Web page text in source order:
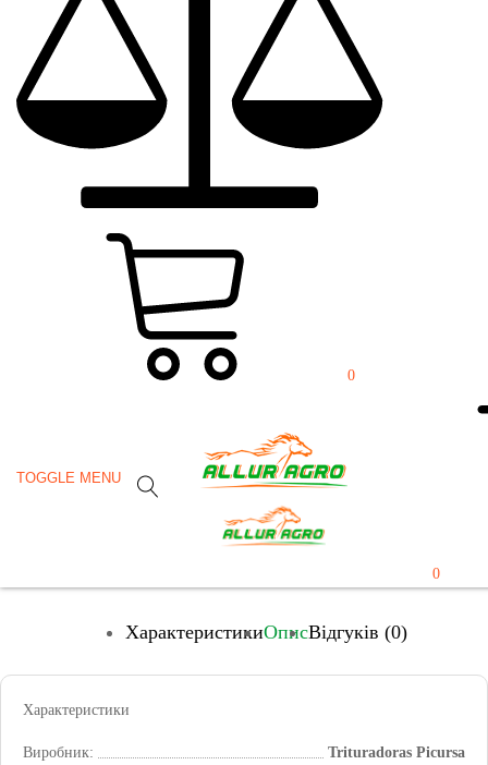
0
TOGGLE MENU
0
Розроблений спеціально для подрібнення гілок, кущів, низьких
дерев діаметром 30 см. Використовується для подрібнення залишків
після вирубки лісу, прибирання чагарників. Працює техніка без
заглиблення.
Необхідна потужність трактора від 220 до 280 к.с.
Замовити демопоказ
Менеджер передзвонить вам
ХарактеристикиОписВідгуків (0)
Характеристики
Виробник: Trituradoras Picursa